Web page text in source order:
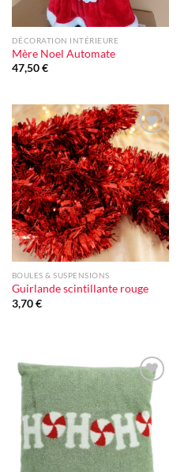
DÉCORATION INTÉRIEURE
Mère Noel Automate
47,50€
Ajouter
à la liste
d'envie
BOULES & SUSPENSIONS
Guirlande scintillante rouge
3,70€
Ajouter
à la liste
d'envie